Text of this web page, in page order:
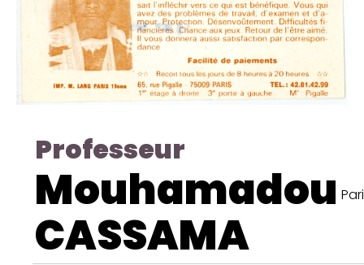
Professeur
Mouhamadou
CASSAMA